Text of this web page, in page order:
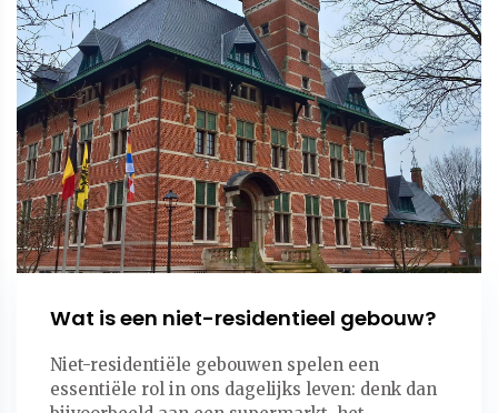
Wat is een niet-residentieel gebouw?
Niet-residentiële gebouwen spelen een
essentiële rol in ons dagelijks leven: denk dan